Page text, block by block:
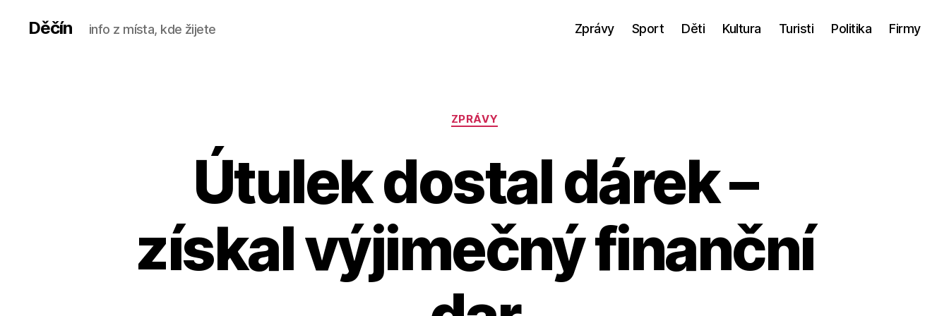
Děčín info z místa, kde žijete Zprávy Sport Děti Kultura Turisti Politika Firmy
Rubriky
ZPRÁVY
Útulek dostal dárek –
získal výjimečný finanční